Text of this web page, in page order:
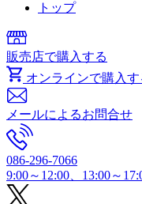
トップ
販売店で購入する
オンラインで購入す
メールによるお問合せ
086-296-7066
9:00～12:00、13:00～